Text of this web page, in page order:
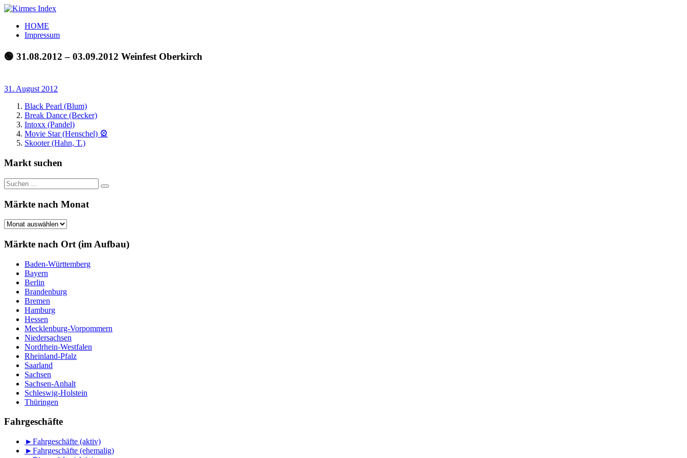
Zum
springen
Kirmes
Index
Tourpläne
der
letzten
HOME
Impressum
🟢 31.08.2012 – 03.09.2012 Weinfest Oberkirch
31. August 2012
Black Pearl (Blum)
Break Dance (Becker)
Intoxx (Pandel)
Movie Star (Henschel) 🎡
Skooter (Hahn, T.)
Markt suchen
Suchen
nach:
Suchen
Märkte nach Monat
Märkte
Monat
Märkte nach Ort (im Aufbau)
Baden-Württemberg
Bayern
Berlin
Brandenburg
Bremen
Hamburg
Hessen
Mecklenburg-Vorpommern
Niedersachsen
Nordrhein-Westfalen
Rheinland-Pfalz
Saarland
Sachsen
Sachsen-Anhalt
Schleswig-Holstein
Thüringen
Fahrgeschäfte
►Fahrgeschäfte (aktiv)
►Fahrgeschäfte (ehemalig)